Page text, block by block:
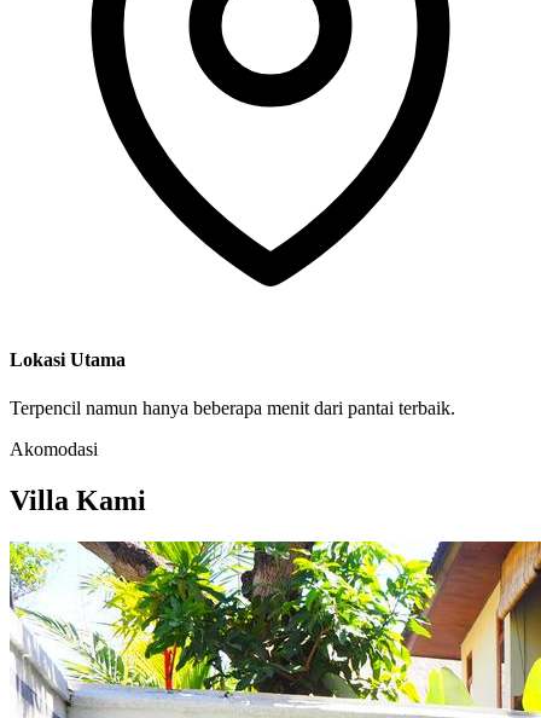
Lokasi Utama
Terpencil namun hanya beberapa menit dari pantai terbaik.
Akomodasi
Villa Kami